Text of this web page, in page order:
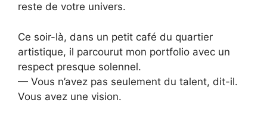
reste de votre univers.
Ce soir-là, dans un petit café du quartier
artistique, il parcourut mon portfolio avec un
respect presque solennel.
— Vous n’avez pas seulement du talent, dit-il.
Vous avez une vision.